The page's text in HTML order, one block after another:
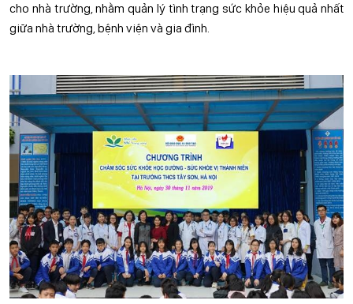
cho nhà trường, nhằm quản lý tình trạng sức khỏe hiệu quả nhất
giữa nhà trường, bệnh viện và gia đình.